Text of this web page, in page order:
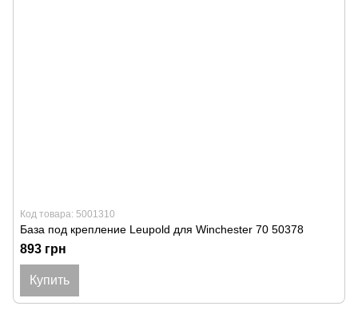
Код товара: 5001310
База под крепление Leupold для Winchester 70 50378
893 грн
Купить